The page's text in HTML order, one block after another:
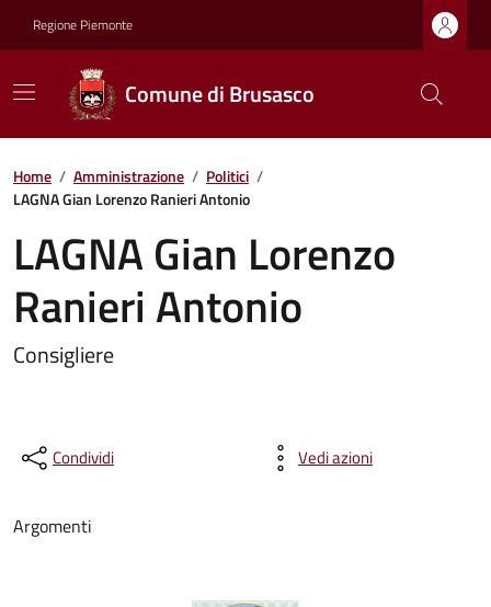
Regione Piemonte
Comune di Brusasco
Home / Amministrazione / Politici /
LAGNA Gian Lorenzo Ranieri Antonio
LAGNA Gian Lorenzo
Ranieri Antonio
Consigliere
Condividi Vedi azioni
Argomenti